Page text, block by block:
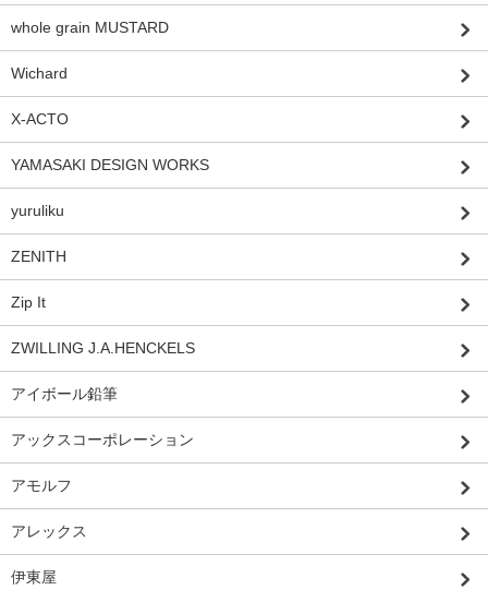
whole grain MUSTARD
Wichard
X-ACTO
YAMASAKI DESIGN WORKS
yuruliku
ZENITH
Zip It
ZWILLING J.A.HENCKELS
アイボール鉛筆
アックスコーポレーション
アモルフ
アレックス
伊東屋